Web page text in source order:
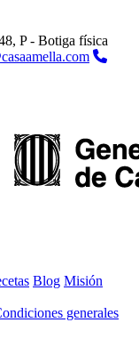
P - Botiga física
Blog Misión
generales